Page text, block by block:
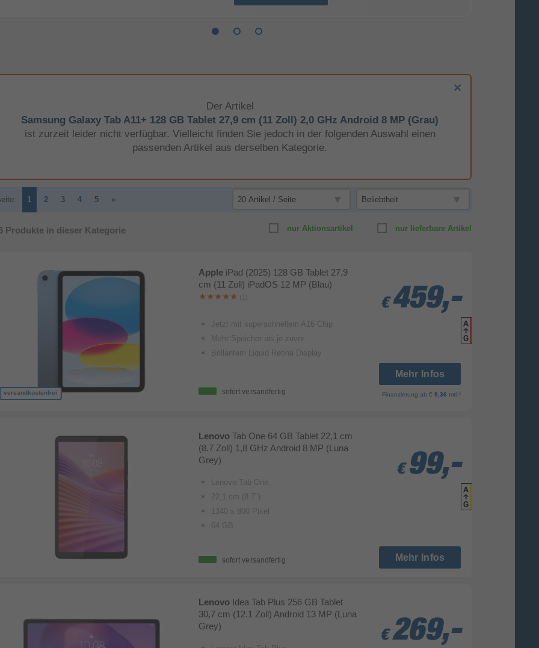
Der Artikel
Samsung Galaxy Tab A11+ 128 GB Tablet 27,9 cm (11 Zoll) 2,0 GHz Android 8 MP (Grau)
ist zurzeit leider nicht verfügbar. Vielleicht finden Sie jedoch in der folgenden Auswahl einen
passenden Artikel aus derselben Kategorie.
1 2 3 4 5 »
nur lieferbare Artikel
nur Aktionsartikel
Produkte in dieser Kategorie
versandkostenfrei
€ 459,-
€ 459,-
€ 459,-
Apple iPad (2025) 128 GB Tablet 27,9
cm (11 Zoll) iPadOS 12 MP (Blau)
(1)
Jetzt mit super­schnellem A16 Chip
Mehr Speicher als je zuvor
Brillantem Liquid Retina Display
sofort versandfertig
Mehr Infos
Finanzierung ab € 9,36 mtl. 2
€ 99,-
€ 99,-
€ 99,-
Lenovo Tab One 64 GB Tablet 22,1 cm
(8.7 Zoll) 1,8 GHz Android 8 MP (Luna
Grey)
Lenovo Tab One
22,1 cm (8.7")
1340 x 800 Pixel
64 GB
sofort versandfertig Mehr Infos
€ 269,-
€ 269,-
€ 269,-
Lenovo Idea Tab Plus 256 GB Tablet
30,7 cm (12.1 Zoll) Android 13 MP (Luna
Grey)